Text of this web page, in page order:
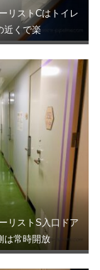
リストCはトイレ
近くで楽
リストS入口ドア
は常時開放